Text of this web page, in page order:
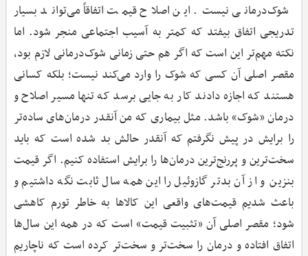
شوک‌درمانی نیست. این اصلاح قیمت اتفاقاً می‌تواند بسیار
تدریجی اتفاق بیفتد که کمتر به آسیب اجتماعی منجر شود. اما
نکته مهم‌تر این است که اگر هم حتی زمانی شوک‌درمانی لازم بود،
مقصر اصلی آن کسی که شوک را وارد می‌کند نیست؛ بلکه کسانی
هستند که اجازه دادند کار به جایی برسد که تنها مسیر اصلاح و
درمان «شوک» باشد. مثل بیماری که من آنقدر درمان‌های ساده‌تر
را برایش در پیش نگرفتم که آنقدر حالش بد شده است که باید
سخت‌ترین و پررنج‌ترین درمان‌ها را برایش استفاده کنیم. اگر قیمت
بنزین و از آن بدتر گازوئیل را این همه سال ثابت نگه داشتیم و
باعث شدیم قیمت‌های واقعی این کالاها به خاطر تورم کاهشی
شود؛ مقصر اصلی آن «تثبیت قیمت» است که در همه این سال‌ها
اتفاق افتاده و درمان را سخت‌تر و سخت‌تر کرده است که ناچاریم